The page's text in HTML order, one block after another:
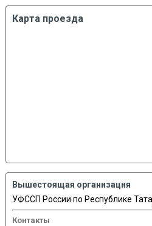
Карта проезда
Вышестоящая организация
УФССП России по Республике
Контакты